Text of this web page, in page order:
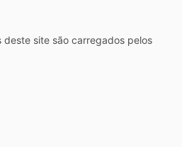
deste site são carregados pelos